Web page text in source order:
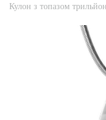
Кулон з топазом